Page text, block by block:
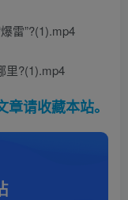
雷”?(1).mp4
里?(1).mp4
请收藏本站。